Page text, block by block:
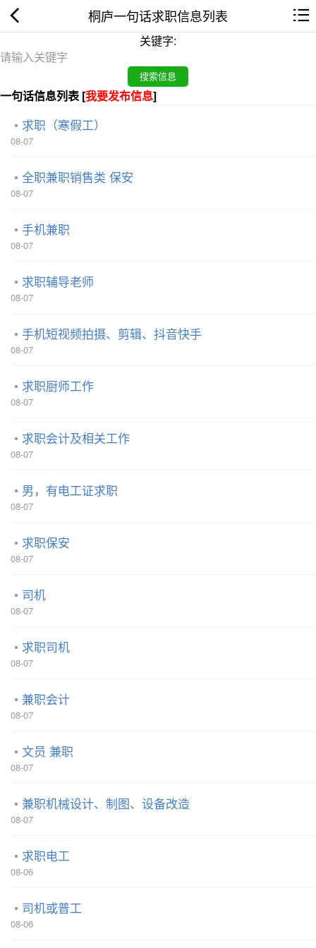
桐庐一句话求职信息列表
关键字:
一句话信息列表 [我要发布信息]
求职（寒假工）
08-07
全职兼职销售类 保安
08-07
手机兼职
08-07
求职辅导老师
08-07
手机短视频拍摄、剪辑、抖音快手
08-07
求职厨师工作
08-07
求职会计及相关工作
08-07
男，有电工证求职
08-07
求职保安
08-07
司机
08-07
求职司机
08-07
兼职会计
08-07
文员 兼职
08-07
兼职机械设计、制图、设备改造
08-07
求职电工
08-06
司机或普工
08-06